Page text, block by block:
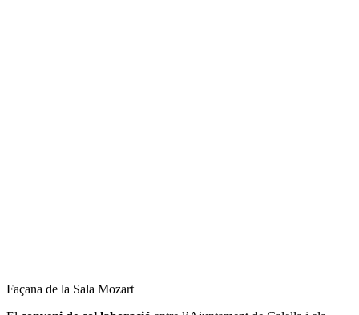
Façana de la Sala Mozart